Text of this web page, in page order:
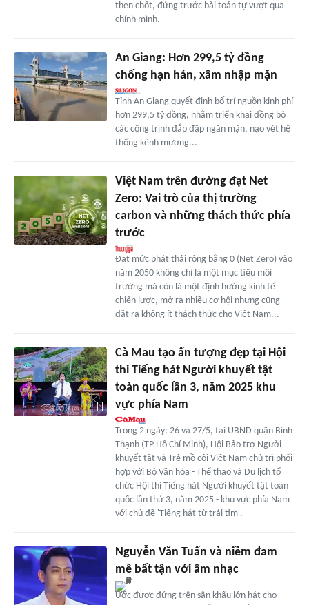
then chốt, đứng trước bài toán tự vượt qua
chính mình.
An Giang: Hơn 299,5 tỷ đồng
chống hạn hán, xâm nhập mặn
Tỉnh An Giang quyết định bố trí nguồn kinh phí
hơn 299,5 tỷ đồng, nhằm triển khai đồng bộ
các công trình đắp đập ngăn mặn, nạo vét hệ
thống kênh mương...
Việt Nam trên đường đạt Net
Zero: Vai trò của thị trường
carbon và những thách thức phía
trước
Đạt mức phát thải ròng bằng 0 (Net Zero) vào
năm 2050 không chỉ là một mục tiêu môi
trường mà còn là một định hướng kinh tế
chiến lược, mở ra nhiều cơ hội nhưng cũng
đặt ra không ít thách thức cho Việt Nam...
Cà Mau tạo ấn tượng đẹp tại Hội
thi Tiếng hát Người khuyết tật
toàn quốc lần 3, năm 2025 khu
vực phía Nam
Trong 2 ngày: 26 và 27/5, tại UBND quận Bình
Thạnh (TP Hồ Chí Minh), Hội Bảo trợ Người
khuyết tật và Trẻ mồ côi Việt Nam chủ trì phối
hợp với Bộ Văn hóa - Thể thao và Du lịch tổ
chức Hội thi Tiếng hát Người khuyết tật toàn
quốc lần thứ 3, năm 2025 - khu vực phía Nam
với chủ đề 'Tiếng hát từ trái tim'.
Nguyễn Văn Tuấn và niềm đam
mê bất tận với âm nhạc
Ước được đứng trên sân khấu lớn hát cho